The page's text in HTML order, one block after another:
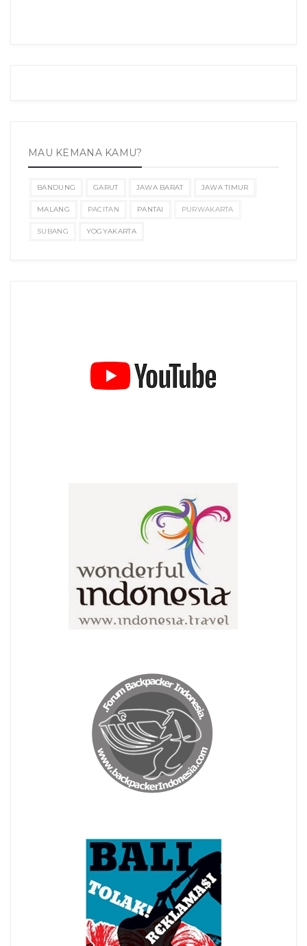
MAU KEMANA KAMU?
BANDUNG GARUT JAWA BARAT JAWA TIMUR
MALANG PACITAN PANTAI PURWAKARTA
SUBANG YOGYAKARTA